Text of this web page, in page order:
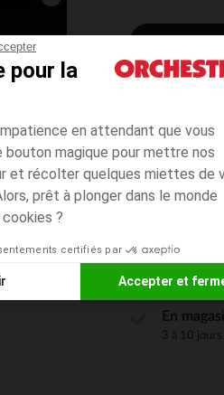
pour la
en attendant que vous
bouton magique pour mettre nos
et récolter quelques miettes de
prêt à plonger dans le monde
?
certifiés par
Accepter et
du Consentement :
MODES DE
En
3 à 10 jours